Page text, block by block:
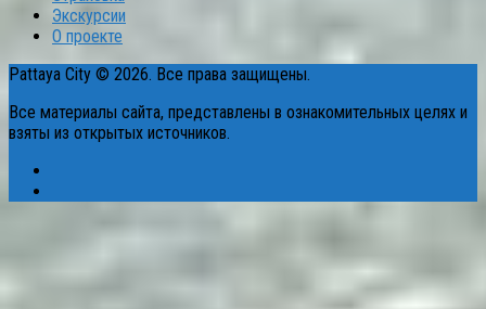
Экскурсии
О проекте
Pattaya City © 2026. Все права защищены.
Все материалы сайта, представлены в ознакомительных целях и
взяты из открытых источников.